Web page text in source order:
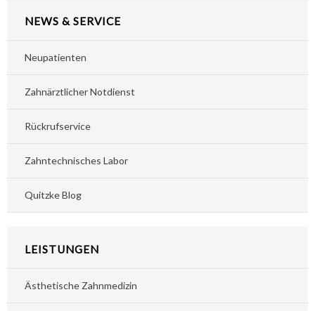
NEWS & SERVICE
Neupatienten
Zahnärztlicher Notdienst
Rückrufservice
Zahntechnisches Labor
Quitzke Blog
LEISTUNGEN
Ästhetische Zahnmedizin